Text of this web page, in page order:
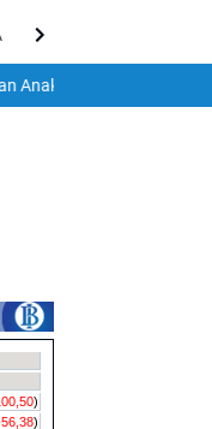
VIRAL
Tunjukkan